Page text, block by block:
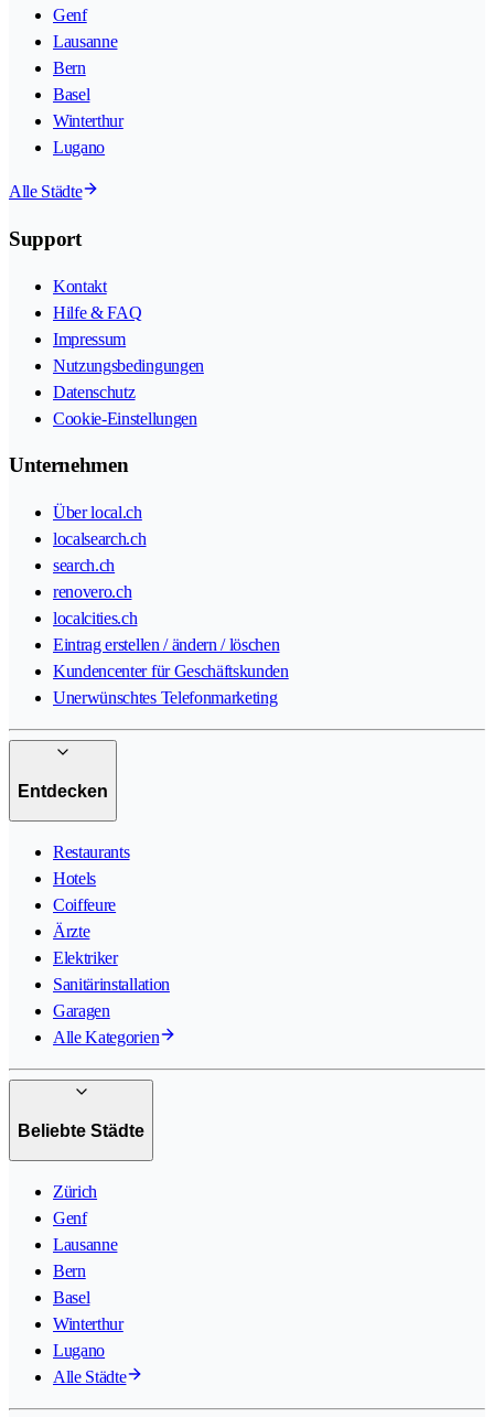
Genf
Lausanne
Bern
Basel
Winterthur
Lugano
Alle Städte
Support
Kontakt
Hilfe & FAQ
Impressum
Nutzungsbedingungen
Datenschutz
Cookie-Einstellungen
Unternehmen
Über local.ch
localsearch.ch
search.ch
renovero.ch
localcities.ch
Eintrag erstellen / ändern / löschen
Kundencenter für Geschäftskunden
Unerwünschtes Telefonmarketing
Entdecken
Restaurants
Hotels
Coiffeure
Ärzte
Elektriker
Sanitärinstallation
Garagen
Alle Kategorien
Beliebte Städte
Zürich
Genf
Lausanne
Bern
Basel
Winterthur
Lugano
Alle Städte